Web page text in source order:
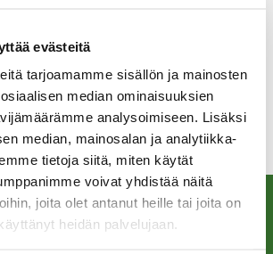
evästeitä
tarjoamamme sisällön ja mainosten
median ominaisuuksien
analysoimiseen. Lisäksi
median, mainosalan ja analytiikka-
tietoja siitä, miten käytät
voivat yhdistää näitä
joita olet antanut heille tai joita on
heidän palvelujaan.